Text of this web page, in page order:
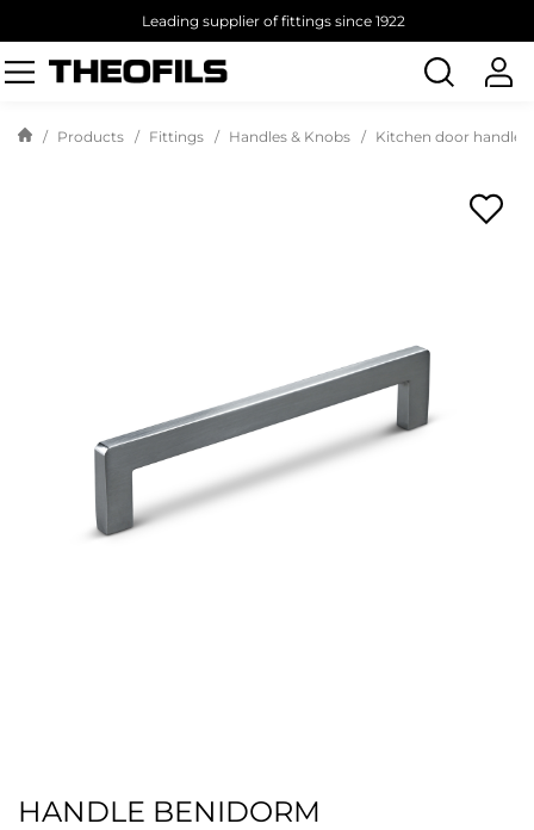
Leading supplier of fittings since 1922
Search
products
Products Fittings Handles & Knobs Kitchen door handles
HANDLE BENIDORM